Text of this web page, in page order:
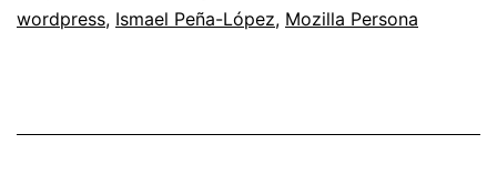
web
servicios
wordpress, Ismael Peña-López, Mozilla Persona